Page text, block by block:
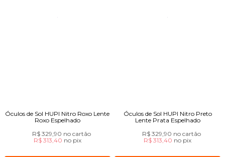
Óculos de Sol HUPI Nitro Roxo Lente
Roxo Espelhado
R$ 329,90 no cartão
R$ 313,40 no pix
Óculos de Sol HUPI Nitro Preto
Lente Prata Espelhado
R$ 329,90 no cartão
R$ 313,40 no pix